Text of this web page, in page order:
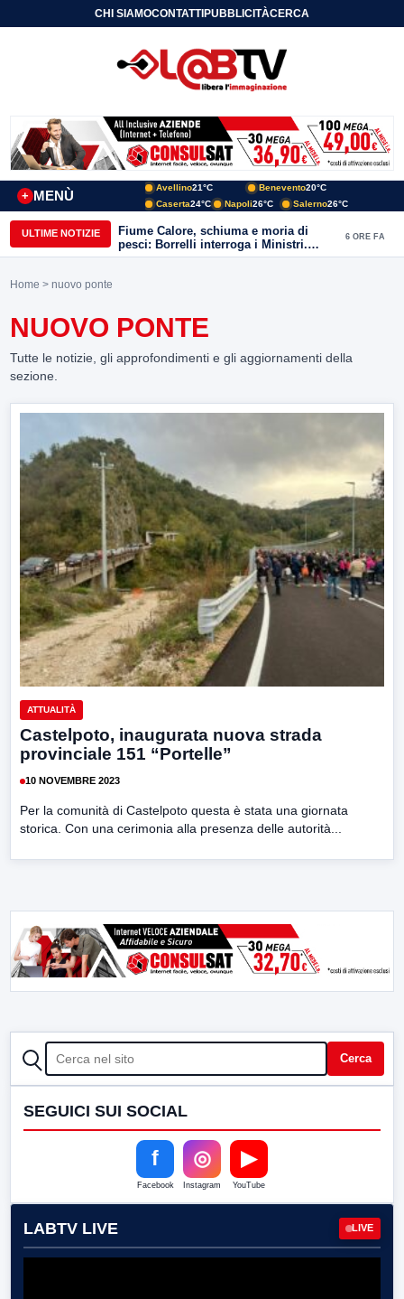
CHI SIAMOCONTATTIPUBBLICITÀCERCA
MENÙ
+
Avellino21°C Benevento20°C
Caserta24°C Napoli26°C Salerno26°C
ULTIME NOTIZIE
Fiume Calore, schiuma e moria di
pesci: Borrelli interroga i Ministri.
“Benevento paga l’assenza del
6 ORE FA
Home > nuovo ponte
NUOVO PONTE
Tutte le notizie, gli approfondimenti e gli aggiornamenti della
sezione.
ATTUALITÀ
Castelpoto, inaugurata nuova strada
provinciale 151 “Portelle”
10 NOVEMBRE 2023
Per la comunità di Castelpoto questa è stata una giornata
storica. Con una cerimonia alla presenza delle autorità...
CERCA Cerca
SEGUICI SUI SOCIAL
f
Facebook
◎
Instagram
▶
YouTube
LABTV LIVE LIVE